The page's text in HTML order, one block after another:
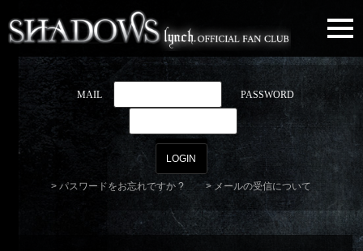
MAIL PASSWORD
パスワードをお忘れですか ? メールの受信について